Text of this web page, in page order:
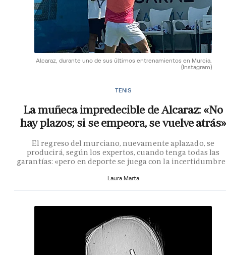
Alcaraz, durante uno de sus últimos entrenamientos en Murcia.
(Instagram)
TENIS
La muñeca impredecible de Alcaraz: «No
hay plazos; si se empeora, se vuelve atrás»
El regreso del murciano, nuevamente aplazado, se
producirá, según los expertos, cuando tenga todas las
garantías: «pero en deporte se juega con la
Laura Marta